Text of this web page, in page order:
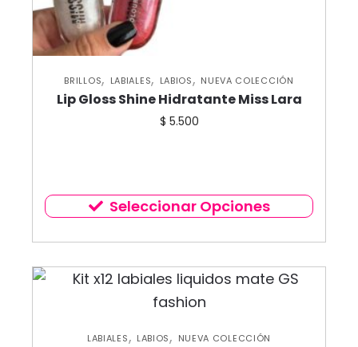
BRILLOS, LABIALES, LABIOS, NUEVA COLECCIÓN
Lip Gloss Shine Hidratante Miss Lara
$ 5.500
Seleccionar Opciones
LABIALES, LABIOS, NUEVA COLECCIÓN